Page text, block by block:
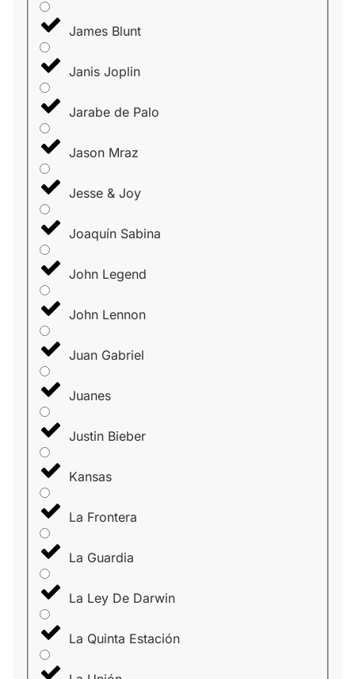
James Blunt
Janis Joplin
Jarabe de Palo
Jason Mraz
Jesse & Joy
Joaquín Sabina
John Legend
John Lennon
Juan Gabriel
Juanes
Justin Bieber
Kansas
La Frontera
La Guardia
La Ley De Darwin
La Quinta Estación